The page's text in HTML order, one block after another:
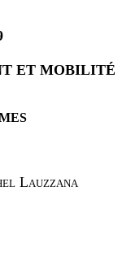
ET MOBILITÉ
Lauzzana